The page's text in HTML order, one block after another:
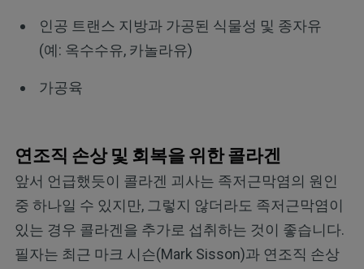
인공 트랜스 지방과 가공된 식물성 및 종자유
(예: 옥수수유, 카놀라유)
가공육
연조직 손상 및 회복을 위한 콜라겐
앞서 언급했듯이 콜라겐 괴사는 족저근막염의 원인
중 하나일 수 있지만, 그렇지 않더라도 족저근막염이
있는 경우 콜라겐을 추가로 섭취하는 것이 좋습니다.
필자는 최근 마크 시슨(Mark Sisson)과 연조직 손상